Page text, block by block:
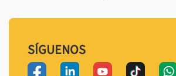
SÍGUENOS